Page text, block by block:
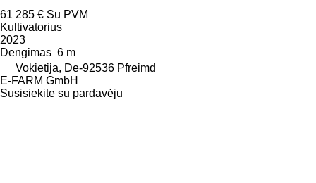
61 285 € Su PVM
Kultivatorius
2023
Dengimas 6 m
Vokietija, De-92536 Pfreimd
E-FARM GmbH
Susisiekite su pardavėju